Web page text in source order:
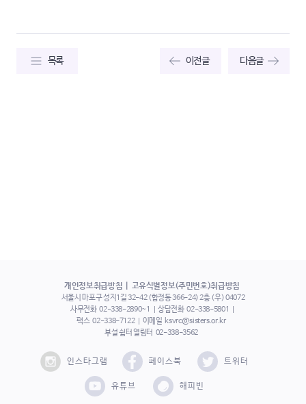
목록 이전글 다음글
개인정보취급방침 고유식별정보(주민번호)취급방침
서울시 마포구 성지1길 32-42 (합정동 366-24) 2층 (우) 04072
사무전화 02-338-2890~1 상담전화 02-338-5801
팩스 02-338-7122 이메일 ksvrc@sisters.or.kr
부설 쉼터 열림터 02-338-3562
인스타그램 페이스북 트위터
유튜브 해피빈